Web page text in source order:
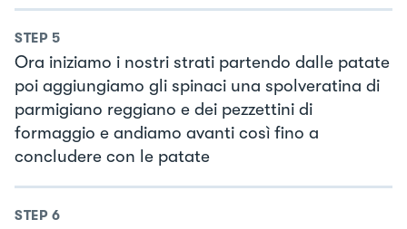
STEP 5
Ora iniziamo i nostri strati partendo dalle patate
poi aggiungiamo gli spinaci una spolveratina di
parmigiano reggiano e dei pezzettini di
formaggio e andiamo avanti così fino a
concludere con le patate
STEP 6